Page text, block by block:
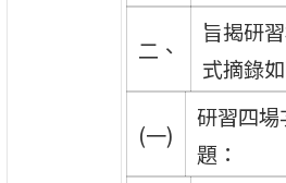
二、
旨揭研
式摘錄如
(一)
研習四
題：